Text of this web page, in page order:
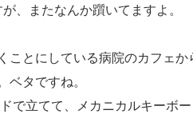
、またなんか躓いてますよ。
ことにしている病院のカフェか
タですね。
で立てて、メカニカルキーボー